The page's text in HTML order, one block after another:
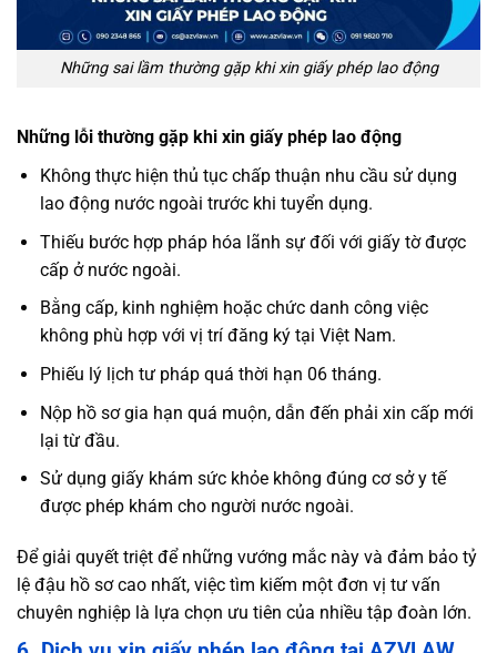
Những sai lầm thường gặp khi xin giấy phép lao động
Những lỗi thường gặp khi xin giấy phép lao động
Không thực hiện thủ tục chấp thuận nhu cầu sử dụng
lao động nước ngoài trước khi tuyển dụng.
Thiếu bước hợp pháp hóa lãnh sự đối với giấy tờ được
cấp ở nước ngoài.
Bằng cấp, kinh nghiệm hoặc chức danh công việc
không phù hợp với vị trí đăng ký tại Việt Nam.
Phiếu lý lịch tư pháp quá thời hạn 06 tháng.
Nộp hồ sơ gia hạn quá muộn, dẫn đến phải xin cấp mới
lại từ đầu.
Sử dụng giấy khám sức khỏe không đúng cơ sở y tế
được phép khám cho người nước ngoài.
Để giải quyết triệt để những vướng mắc này và đảm bảo tỷ
lệ đậu hồ sơ cao nhất, việc tìm kiếm một đơn vị tư vấn
chuyên nghiệp là lựa chọn ưu tiên của nhiều tập đoàn lớn.